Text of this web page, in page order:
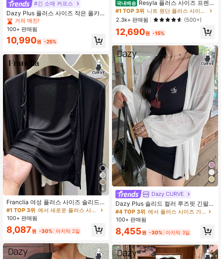
#긴 소매 커프스
Dazy Plus 플러스 사이즈 작은 폴카
도트 라운드 넥 버튼 앞면 긴팔 캐주얼
가디건 걸, 봄/가을 여름
#2 TOP 3위
거의 매진!
#2 TOP 3위
거의 매진!
#2 TOP 3위
거의 매진!
#2 TOP 3위
니트 원단 플러스 사이즈 아우터웨어
거의 매진!
100+ 판매됨
10,990원 -25%
4
Franclia 여성 플러스 사이즈 솔리드
컬러 긴팔 싱글 브레스트 캐주얼 경량
탑
#1 TOP 3위
에서 새로운 플러스 사이즈 아우터웨어
100+ 판매됨
8,087원 -30% 마지막 2일
국내배송 Resyla 플러스 사이즈 프렌
치 스타일 캐미솔 드레스 커버업 프릴
트림 긴팔 티셔츠 커버업, 여성 여름
선스크린 탑
#1 TOP 3위
니트 원단 플러스 사이즈 아우터웨어
2.3k+ 판매됨
(500+)
12,690원 -15%
Dazy CURVE
Dazy Plus 솔리드 컬러 루즈핏 긴팔
화이트 커버업 오픈 프론트 플러스 사
이즈 여성 봄 여름 가을 얇은 재킷
#4 TOP 3위
에서 플러스 사이즈 가벼운 재킷
100+ 판매됨
8,455원 -30% 마지막 3일